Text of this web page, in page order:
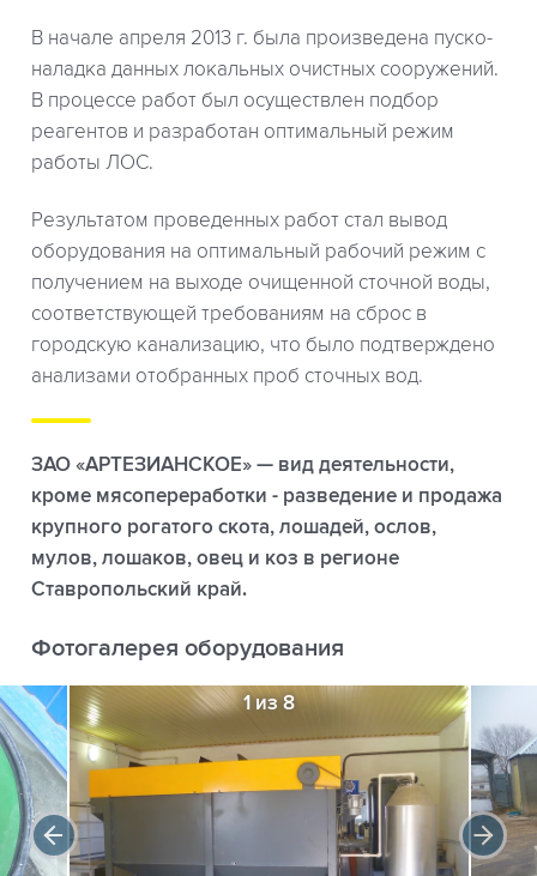
В начале апреля 2013 г. была произведена пуско-
наладка данных локальных очистных сооружений.
В процессе работ был осуществлен подбор
реагентов и разработан оптимальный режим
работы ЛОС.
Результатом проведенных работ стал вывод
оборудования на оптимальный рабочий режим с
получением на выходе очищенной сточной воды,
соответствующей требованиям на сброс в
городскую канализацию, что было подтверждено
анализами отобранных проб сточных вод.
ЗАО «АРТЕЗИАНСКОЕ» — вид деятельности,
кроме мясопереработки - разведение и продажа
крупного рогатого скота, лошадей, ослов,
мулов, лошаков, овец и коз в регионе
Ставропольский край.
Фотогалерея оборудования
1 из 8